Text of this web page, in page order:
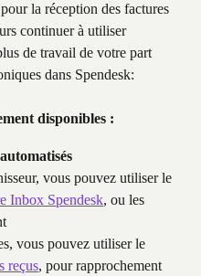
la réception des factures
continuer à utiliser
de travail de votre part
dans Spendesk:
disponibles :
vous pouvez utiliser le
Inbox Spendesk, ou les
vous pouvez utiliser le
reçus, pour rapprochement